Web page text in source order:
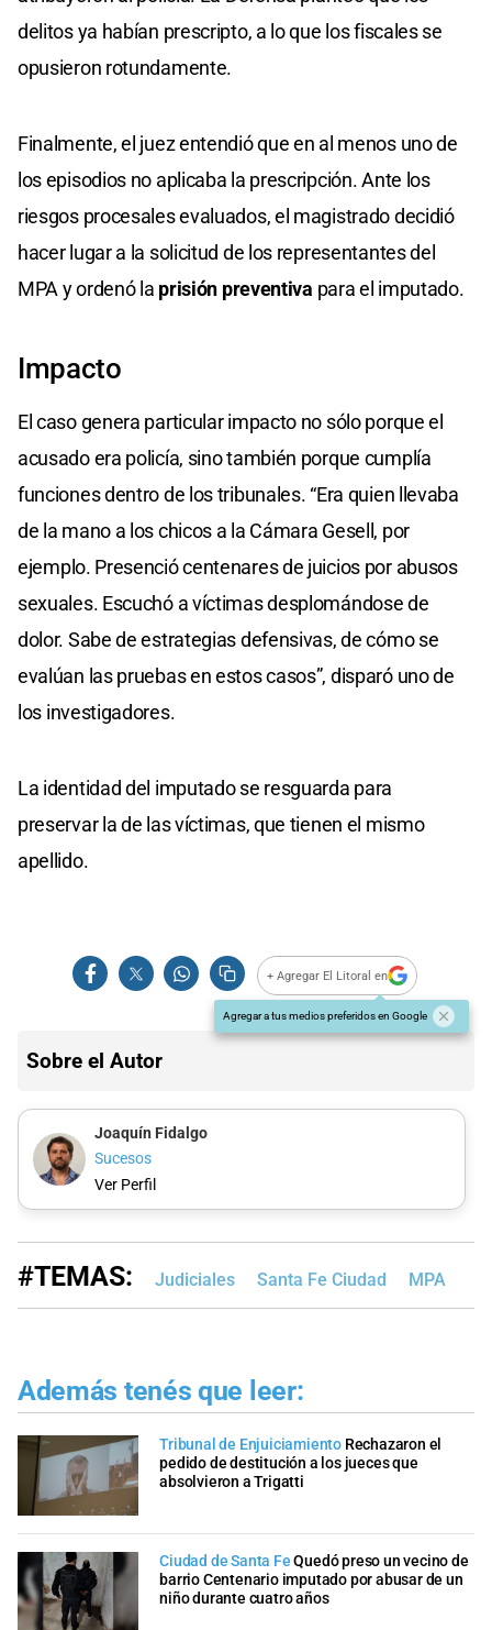
delitos ya habían prescripto, a lo que los fiscales se
opusieron rotundamente.
Finalmente, el juez entendió que en al menos uno de
los episodios no aplicaba la prescripción. Ante los
riesgos procesales evaluados, el magistrado decidió
hacer lugar a la solicitud de los representantes del
MPA y ordenó la prisión preventiva para el imputado.
Impacto
El caso genera particular impacto no sólo porque el
acusado era policía, sino también porque cumplía
funciones dentro de los tribunales. “Era quien llevaba
de la mano a los chicos a la Cámara Gesell, por
ejemplo. Presenció centenares de juicios por abusos
sexuales. Escuchó a víctimas desplomándose de
dolor. Sabe de estrategias defensivas, de cómo se
evalúan las pruebas en estos casos”, disparó uno de
los investigadores.
La identidad del imputado se resguarda para
preservar la de las víctimas, que tienen el mismo
apellido.
+ Agregar El Litoral en
Agregar a tus medios preferidos en Google
Sobre el Autor
Joaquín Fidalgo
Sucesos
Ver Perfil
#TEMAS: Judiciales Santa Fe Ciudad MPA
Además tenés que leer:
Tribunal de Enjuiciamiento Rechazaron el
pedido de destitución a los jueces que
absolvieron a Trigatti
Ciudad de Santa Fe Quedó preso un vecino de
barrio Centenario imputado por abusar de un
niño durante cuatro años